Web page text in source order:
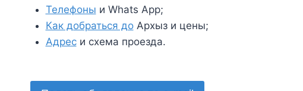
Телефоны и Whats App;
Как добраться доАрхыз и цены;
Адреси схема проезда.